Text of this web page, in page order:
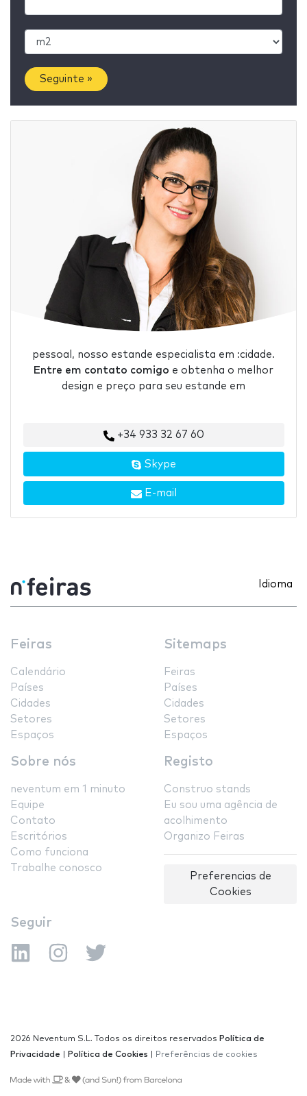
Seguinte »
pessoal, nosso estande especialista em :cidade.
Entre em contato comigo e obtenha o melhor
design e preço para seu estande em
+34 933 32 67 60
Skype
E-mail
Idioma
Feiras
Calendário
Países
Cidades
Setores
Espaços
Sitemaps
Feiras
Países
Cidades
Setores
Espaços
Sobre nós
neventum em 1 minuto
Equipe
Contato
Escritórios
Como funciona
Trabalhe conosco
Registo
Construo stands
Eu sou uma agência de
acolhimento
Organizo Feiras
Preferencias de
Cookies
Seguir
2026 Neventum S.L. Todos os direitos reservados Política de
Privacidade
Política de Cookies Preferências de cookies